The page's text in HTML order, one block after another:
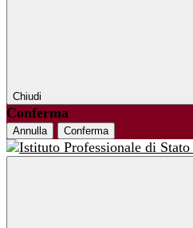
Chiudi
Conferma
Annulla Conferma